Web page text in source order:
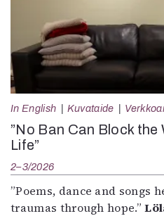
In English Kuvataide
”No Ban Can Block
Life”
2–3/2026
”Poems, dance and songs
traumas through hope.”